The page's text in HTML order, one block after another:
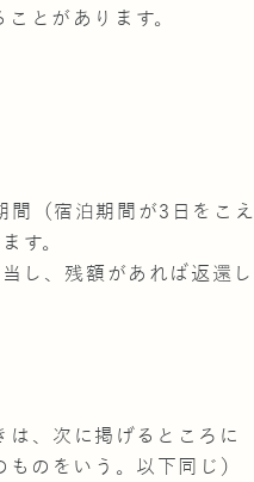
とがあります。
間（宿泊期間が3日をこえ
す。
し、残額があれば返還し
、次に掲げるところに
のをいう。以下同じ）